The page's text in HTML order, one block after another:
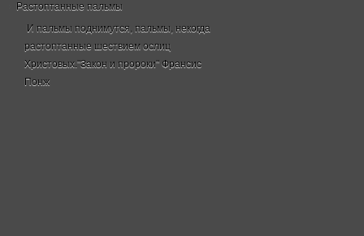
Растоптанные пальмы
И пальмы поднимутся, пальмы, некогда
растоптанные шествием ослиц
Христовых."Закон и пророки" Франсис
Понж